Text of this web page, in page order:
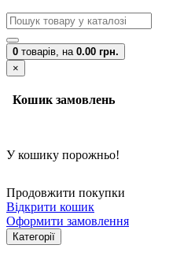
0 товарів, на 0.00 грн.
×
Кошик замовлень
У кошику порожньо!
Продовжити покупки
Відкрити кошик
Оформити замовлення
Категорії